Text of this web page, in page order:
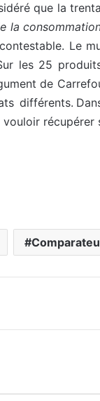
que la
la
Le
les 25
de
différents.
récupérer